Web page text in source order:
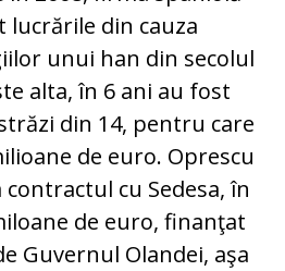
lucrările din cauza
unui han din secolul
alta, în 6 ani au fost
din 14, pentru care
de euro. Oprescu
cu Sedesa, în
de euro, finanţat
Guvernul Olandei, aşa